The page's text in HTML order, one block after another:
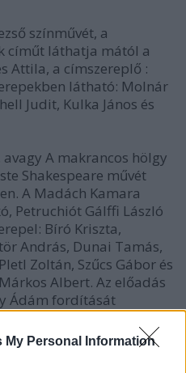
My Personal Information
színművét, a
címűt láthatja mától a
Attila, a címszereplő :
látható: Molnár
Judit, Kulka János és
A makrancos hölgy
Shakespeare művét
A Madách Kamara
Petruchiót Gálffi László
Bíró Kriszta,
András, Dunai Tamás,
Zoltán, Szűcs Gábor és
Albert. Az előadás
Ádám fordítását
című művet mutatják